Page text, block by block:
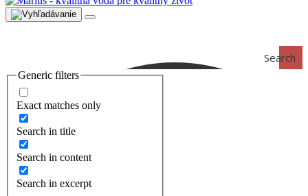
Search
Generic filters
Exact matches only
Search in title
Search in content
Search in excerpt